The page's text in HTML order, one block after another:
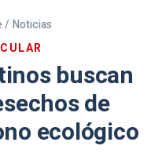
/ Noticias
buscan
de
ecológico